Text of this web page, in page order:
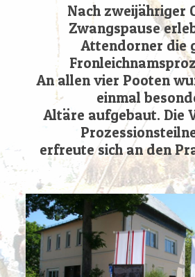
Nach zweijähriger
Zwangspause
Attendorner die
An allen vier Pooten
einmal
Altäre aufgebaut. Die
erfreute sich an den